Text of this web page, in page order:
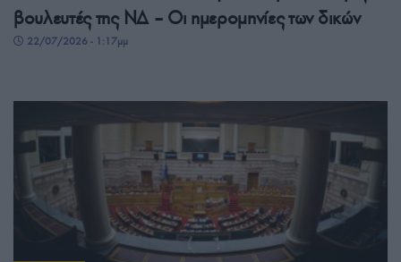
βουλευτές της ΝΔ – Οι ημερομηνίες των δικών
22/07/2026 - 1:17μμ